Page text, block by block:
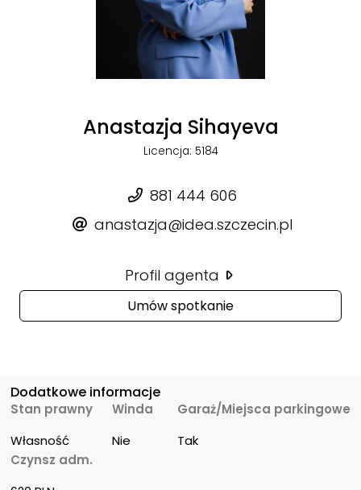
Anastazja Sihayeva
Licencja: 5184
881 444 606
anastazja@idea.szczecin.pl
Profil agenta
Umów spotkanie
Dodatkowe informacje
Stan prawny
Własność
Winda
Nie
Garaż/Miejsca parkingowe
Tak
Czynsz adm.